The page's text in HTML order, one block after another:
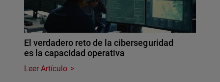
El verdadero reto de la ciberseguridad
es la capacidad operativa
Leer Artículo